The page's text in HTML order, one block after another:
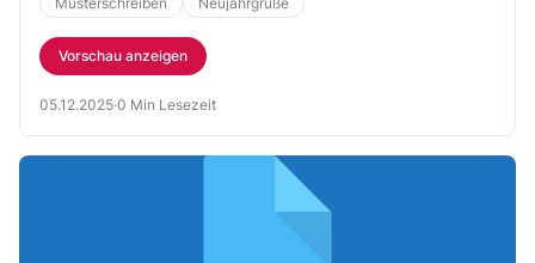
Vorschau anzeigen
05.12.2025·0 Min Lesezeit